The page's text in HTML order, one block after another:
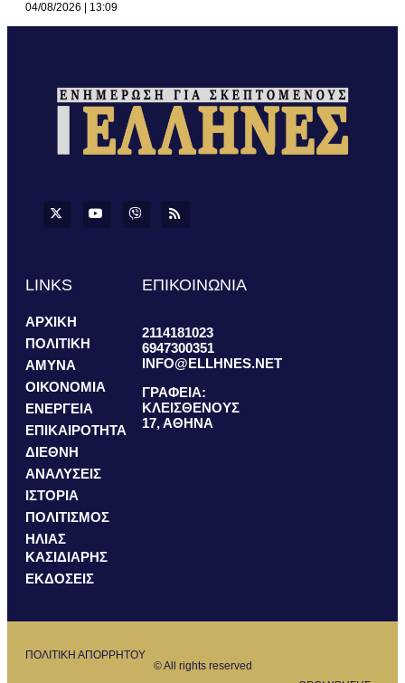
04/08/2026 13:09
LINKS
ΑΡΧΙΚΗ
ΠΟΛΙΤΙΚΗ
ΑΜΥΝΑ
ΟΙΚΟΝΟΜΙΑ
ΕΝΕΡΓΕΙΑ
ΕΠΙΚΑΙΡΟΤΗΤΑ
ΔΙΕΘΝΗ
ΑΝΑΛΥΣΕΙΣ
ΙΣΤΟΡΙΑ
ΠΟΛΙΤΙΣΜΟΣ
ΗΛΙΑΣ
ΚΑΣΙΔΙΑΡΗΣ
ΕΚΔΟΣΕΙΣ
ΕΠΙΚΟΙΝΩΝΙΑ
2114181023
6947300351
INFO@ELLHNES.NET
ΓΡΑΦΕΙΑ:
ΚΛΕΙΣΘΕΝΟΥΣ
17, ΑΘΗΝΑ
ΠΟΛΙΤΙΚΗ ΑΠΟΡΡΗΤΟΥ
© All rights reserved